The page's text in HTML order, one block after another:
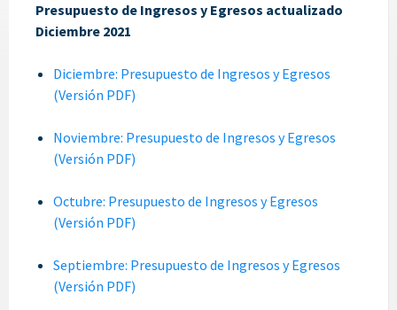
Presupuesto de Ingresos y Egresos actualizado
Diciembre 2021
Diciembre: Presupuesto de Ingresos y Egresos
(Versión PDF)
Noviembre: Presupuesto de Ingresos y Egresos
(Versión PDF)
Octubre: Presupuesto de Ingresos y Egresos
(Versión PDF)
Septiembre: Presupuesto de Ingresos y Egresos
(Versión PDF)